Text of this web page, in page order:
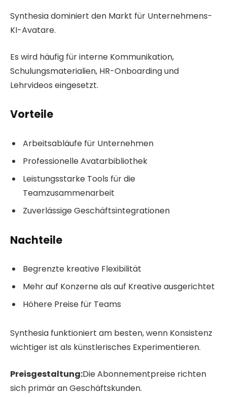
Synthesia dominiert den Markt für Unternehmens-
KI-Avatare.
Es wird häufig für interne Kommunikation,
Schulungsmaterialien, HR-Onboarding und
Lehrvideos eingesetzt.
Vorteile
Arbeitsabläufe für Unternehmen
Professionelle Avatarbibliothek
Leistungsstarke Tools für die
Teamzusammenarbeit
Zuverlässige Geschäftsintegrationen
Nachteile
Begrenzte kreative Flexibilität
Mehr auf Konzerne als auf Kreative ausgerichtet
Höhere Preise für Teams
Synthesia funktioniert am besten, wenn Konsistenz
wichtiger ist als künstlerisches Experimentieren.
Preisgestaltung:Die Abonnementpreise richten
sich primär an Geschäftskunden.